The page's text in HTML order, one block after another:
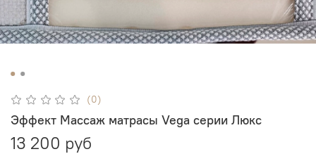
(0)
Эффект Массаж матрасы Vega серии Люкс
13 200 руб